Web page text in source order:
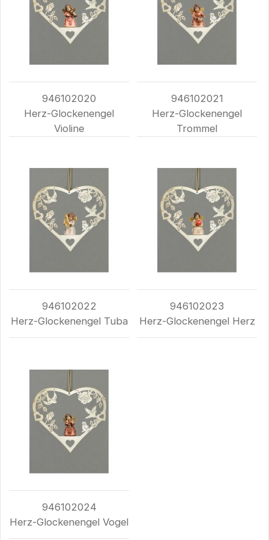
946102020
Herz-Glockenengel
Violine
946102021
Herz-Glockenengel
Trommel
946102022
Herz-Glockenengel Tuba
946102023
Herz-Glockenengel Herz
946102024
Herz-Glockenengel Vogel